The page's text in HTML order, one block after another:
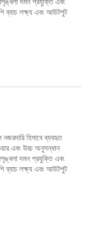
ব্যাচ লক্ষ্য এবং আউটপুট
হিসাবে ব্যবহৃত
এবং উচ্চ অনুসন্ধান
দমন প্রযুক্তি এবং
ব্যাচ লক্ষ্য এবং আউটপুট